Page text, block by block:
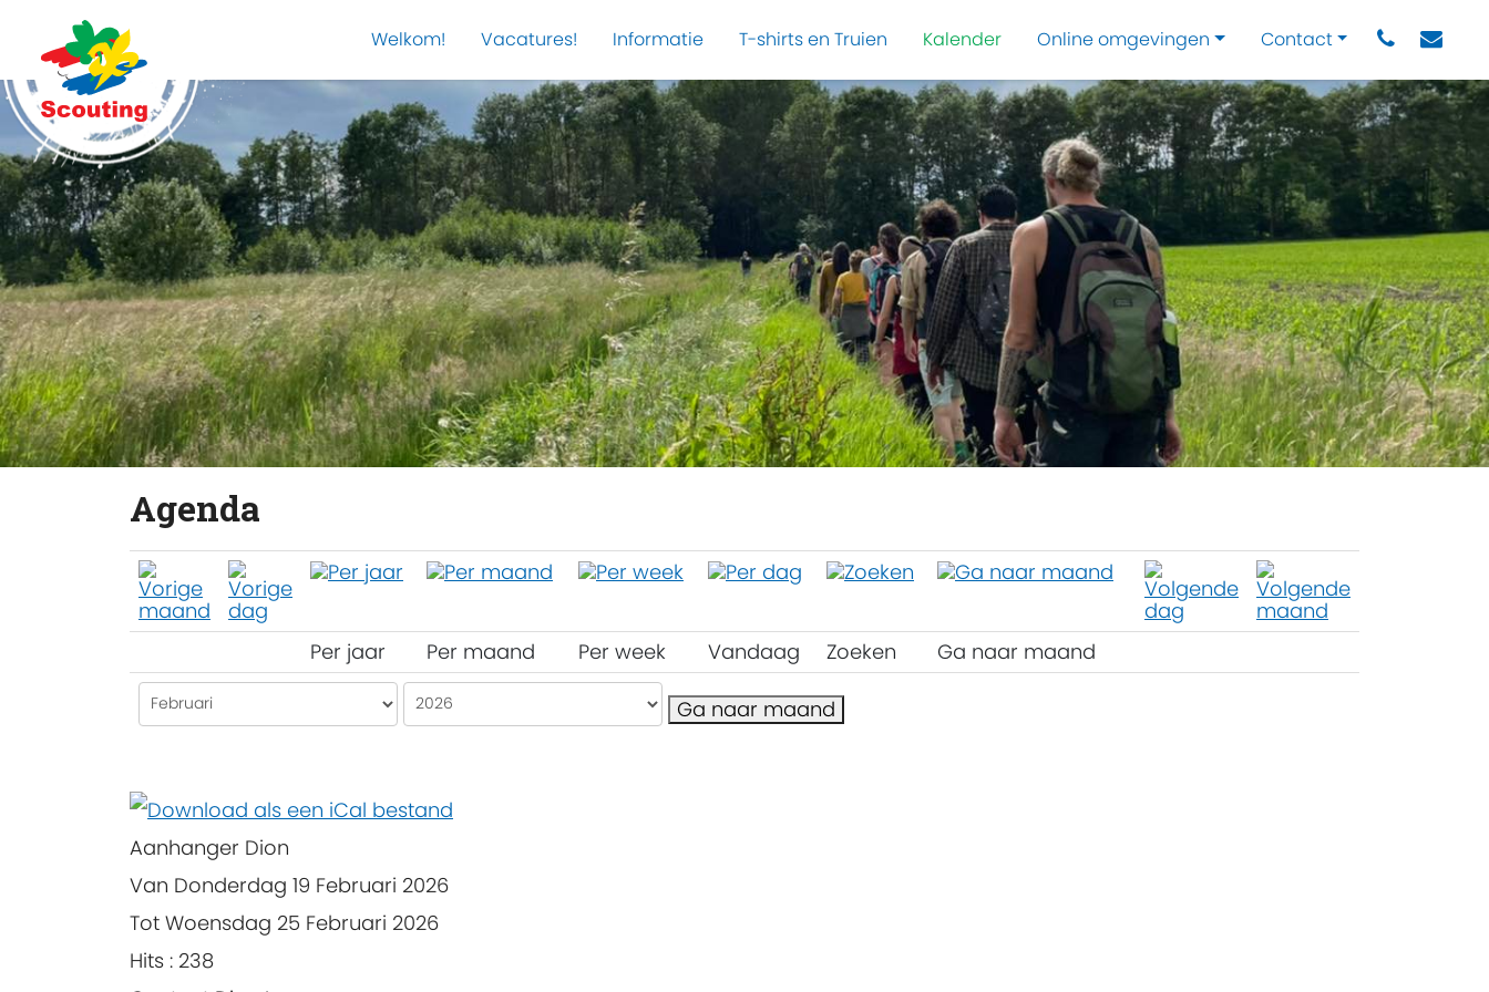
Welkom! Vacatures! Informatie T-shirts en Truien Kalender Online omgevingen Contact
Agenda
Per jaar Per maand Per week Vandaag Zoeken Ga naar maand
Ga naar maand
Aanhanger Dion
Van Donderdag 19 Februari 2026
Tot Woensdag 25 Februari 2026
Hits : 238